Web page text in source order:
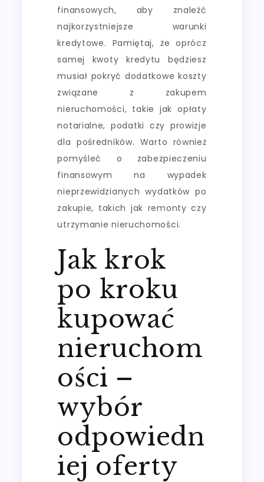
finansowych, aby znaleźć
najkorzystniejsze warunki
kredytowe. Pamiętaj, że oprócz
samej kwoty kredytu będziesz
musiał pokryć dodatkowe koszty
związane z zakupem
nieruchomości, takie jak opłaty
notarialne, podatki czy prowizje
dla pośredników. Warto również
pomyśleć o zabezpieczeniu
finansowym na wypadek
nieprzewidzianych wydatków po
zakupie, takich jak remonty czy
utrzymanie nieruchomości.
Jak krok
po kroku
kupować
nieruchom
ości –
wybór
odpowiedn
iej oferty